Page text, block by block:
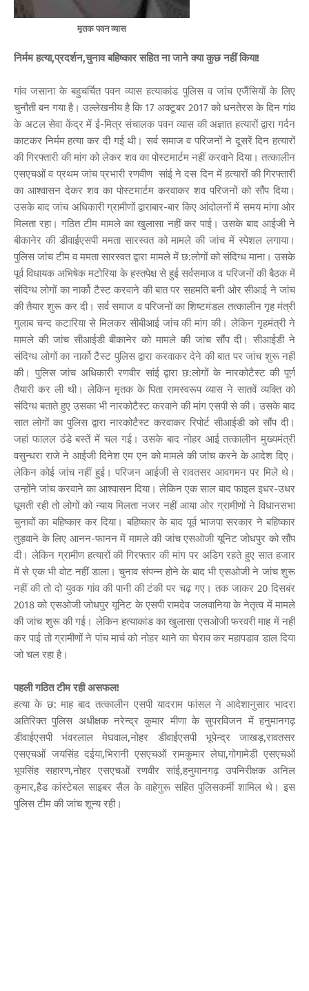
मृतक पवन व्यास
निर्मम हत्या,प्रदर्शन,चुनाव बहिष्कार सहित ना जाने क्या कुछ नहीं किया!
गांव जसाना के बहुचर्चित पवन व्यास हत्याकांड पुलिस व जांच एजैंसियों के लिए
चुनौती बन गया है। उल्लेखनीय है कि 17 अक्टूबर 2017 को धनतेरस के दिन गांव
के अटल सेवा केंद्र में ई-मित्र संचालक पवन व्यास की अज्ञात हत्यारों द्वारा गर्दन
काटकर निर्मम हत्या कर दी गई थी। सर्व समाज व परिजनों ने दूसरें दिन हत्यारों
की गिरफ्तारी की मांग को लेकर शव का पोस्टमार्टम नहीं करवाने दिया। तत्कालीन
एसएचओं व प्रथम जांच प्रभारी रणवीण सांई ने दस दिन में हत्यारों की गिरफ्तारी
का आश्वासन देकर शव का पोस्टमार्टम करवाकर शव परिजनों को सौंप दिया।
उसके बाद जांच अधिकारी ग्रामीणों द्वाराबार-बार किए आंदोलनों में समय मांगा ओर
मिलता रहा। गठित टीम मामले का खुलासा नहीं कर पाई। उसके बाद आईजी ने
बीकानेर की डीवाईएसपी ममता सारस्वत को मामले की जांच में स्पेशल लगाया।
पुलिस जांच टीम व ममता सारस्वत द्वारा मामले में छ:लोगों को संदिग्ध माना। उसके
पूर्व विधायक अभिषेक मटोरिया के हस्तपेक्ष से हुई सर्वसमाज व परिजनों की बैठक में
संदिग्ध लोगों का नार्को टैस्ट करवाने की बात पर सहमति बनी ओर सीआई ने जांच
की तैयार शुरू कर दी। सर्व समाज व परिजनों का शिष्टमंडल तत्कालीन गृह मंत्री
गुलाब चन्द कटारिया से मिलकर सीबीआई जांच की मांग की। लेकिन गृहमंत्री ने
मामले की जांच सीआईडी बीकानेर को मामले की जांच सौंप दी। सीआईडी ने
संदिग्ध लोगों का नार्को टैस्ट पुलिस द्वारा करवाकर देने की बात पर जांच शुरू नहीं
की। पुलिस जांच अधिकारी रणवीर सांई द्वारा छ:लोगों के नारकोटैस्ट की पूर्ण
तैयारी कर ली थी। लेकिन मृतक के पिता रामस्वरूप व्यास ने सातवें व्यक्ति को
संदिग्ध बताते हुए उसका भी नारकोटैस्ट करवाने की मांग एसपी से की। उसके बाद
सात लोगों का पुलिस द्वारा नारकोटैस्ट करवाकर रिपोर्ट सीआईडी को सौंप दी।
जहां फालल ठंडे बस्तें में चल गई। उसके बाद नोहर आई तत्कालीन मुख्यमंत्री
वसुन्धरा राजे ने आईजी दिनेश एम एन को मामले की जांच करने के आदेश दिए।
लेकिन कोई जांच नहीं हुई। परिजन आईजी से रावतसर आवगमन पर मिले थे।
उन्होंने जांच करवाने का आश्वासन दिया। लेकिन एक साल बाद फाइल इधर-उधर
घूमती रही तो लोगों को न्याय मिलता नजर नहीं आया ओर ग्रामीणों ने विधानसभा
चुनावों का बहिष्कार कर दिया। बहिष्कार के बाद पूर्व भाजपा सरकार ने बहिष्कार
तुड़वाने के लिए आनन-फानन में मामले की जांच एसओजी यूनिट जोधपुर को सौंप
दी। लेकिन ग्रामीण हत्यारों की गिरफ्तार की मांग पर अडिग रहते हुए सात हजार
में से एक भी वोट नहीं डाला। चुनाव संपन्न होने के बाद भी एसओजी ने जांच शुरू
नहीं की तो दो युवक गांव की पानी की टंकी पर चढ़ गए। तक जाकर 20 दिसबंर
2018 को एसओजी जोधपुर यूनिट के एसपी रामदेव जलवानिया के नेतृत्व में मामले
की जांच शुरू की गई। लेकिन हत्याकांड का खुलासा एसओजी फरवरी माह में नहीं
कर पाई तो ग्रामीणों ने पांच मार्च को नोहर थाने का घेराव कर महापडाव डाल दिया
जो चल रहा है।
पहली गठित टीम रही असफल!
हत्या के छ: माह बाद तत्कालीन एसपी यादराम फांसल ने आदेशानुसार भादरा
अतिरिक्त पुलिस अधीक्षक नरेन्द्र कुमार मीणा के सुपरविजन में हनुमानगढ़
डीवाईएसपी भंवरलाल मेघवाल,नोहर डीवाईएसपी भूपेन्द्र जाखड़,रावतसर
एसएचओं जयसिंह दईया,भिरानी एसएचओं रामकुमार लेघा,गोगामेडी एसएचओं
भूपसिंह सहारण,नोहर एसएचओं रणवीर सांई,हनुमानगढ़ उपनिरीक्षक अनिल
कुमार,हैड कांस्टेबल साइबर सैल के वाहेगुरू सहित पुलिसकर्मी शामिल थे। इस
पुलिस टीम की जांच शून्य रही।